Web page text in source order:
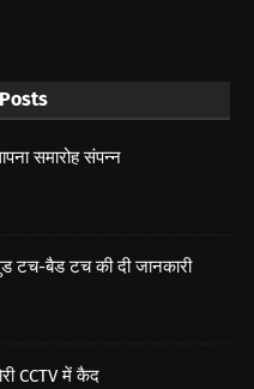
समारोह संपन्न
टच-बैड टच की दी जानकारी
CCTV में कैद